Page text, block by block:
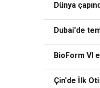
Dünya
Dubai'de
BioForm VI
Çin'de İlk